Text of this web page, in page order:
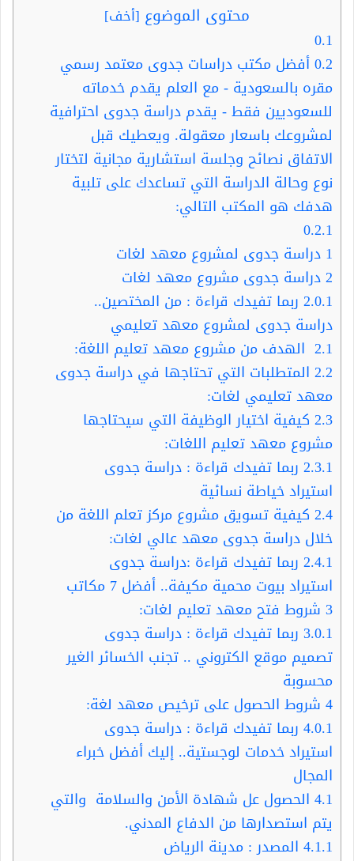
محتوى الموضوع [أخف]
0.1
0.2أفضل مكتب دراسات جدوى معتمد رسمي
مقره بالسعودية - مع العلم يقدم خدماته
للسعوديين فقط - يقدم دراسة جدوى احترافية
لمشروعك باسعار معقولة. ويعطيك قبل
الاتفاق نصائح وجلسة استشارية مجانية لتختار
نوع وحالة الدراسة التي تساعدك على تلبية
هدفك هو المكتب التالي:
0.2.1
1 دراسة جدوى لمشروع معهد لغات
2دراسة جدوى مشروع معهد لغات
2.0.1 ربما تفيدك قراءة : من المختصين..
دراسة جدوى لمشروع معهد تعليمي
2.1 الهدف من مشروع معهد تعليم اللغة:
2.2 المتطلبات التي تحتاجها في دراسة جدوى
معهد تعليمي لغات:
2.3 كيفية اختيار الوظيفة التي سيحتاجها
مشروع معهد تعليم اللغات:
2.3.1 ربما تفيدك قراءة : دراسة جدوى
استيراد خياطة نسائية
2.4 كيفية تسويق مشروع مركز تعلم اللغة من
خلال دراسة جدوى معهد عالي لغات:
2.4.1 ربما تفيدك قراءة :دراسة جدوى
استيراد بيوت محمية مكيفة.. أفضل 7 مكاتب
3 شروط فتح معهد تعليم لغات:
3.0.1 ربما تفيدك قراءة : دراسة جدوى
تصميم موقع الكتروني .. تجنب الخسائر الغير
محسوبة
4 شروط الحصول على ترخيص معهد لغة:
4.0.1 ربما تفيدك قراءة : دراسة جدوى
استيراد خدمات لوجستية.. إليك أفضل خبراء
المجال
4.1 الحصول عل شهادة الأمن والسلامة والتي
يتم استصدارها من الدفاع المدني.
4.1.1 المصدر : مدينة الرياض